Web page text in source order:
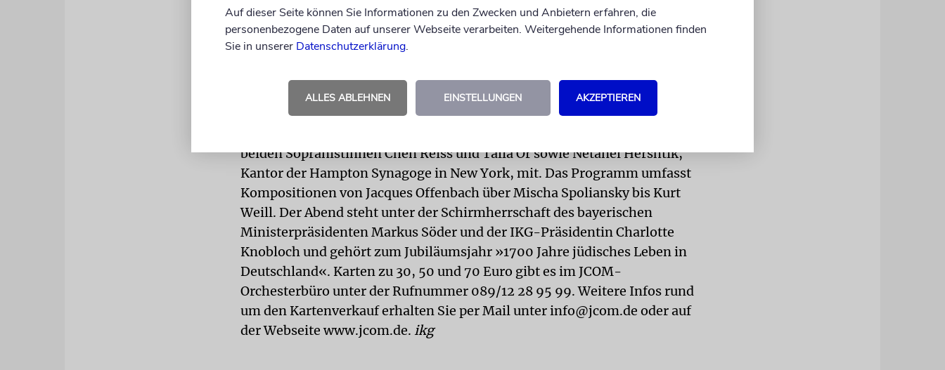
erforderlich.ikg
Konzert
begonnen. Am Montag, 19. Juli, 20 Uhr, konzertiert das Jewish Chamber
Orchestra Munich unter Leitung von Daniel Grossmann in der
beiden Sopranistinnen Chen Reiss und Talia Or sowie Netanel Hershtik,
Kantor der Hampton Synagoge in New York, mit. Das Programm umfasst
Kompositionen von Jacques Offenbach über Mischa Spoliansky bis Kurt
Weill. Der Abend steht unter der Schirmherrschaft des bayerischen
Ministerpräsidenten Markus Söder und der IKG-Präsidentin Charlotte
Knobloch und gehört zum Jubiläumsjahr »1700 Jahre jüdisches Leben in
Deutschland«. Karten zu 30, 50 und 70 Euro gibt es im JCOM-
Orchesterbüro unter der Rufnummer 089/12 28 95 99. Weitere Infos rund
um den Kartenverkauf erhalten Sie per Mail unter info@jcom.de oder auf
der Webseite www.jcom.de. ikg
Auf dieser Seite können Sie Informationen zu den Zwecken und Anbietern erfahren, die
personenbezogene Daten auf unserer Webseite verarbeiten. Weitergehende Informationen finden
Sie in unserer Datenschutzerklärung.
ALLES ABLEHNEN EINSTELLUNGEN AKZEPTIEREN